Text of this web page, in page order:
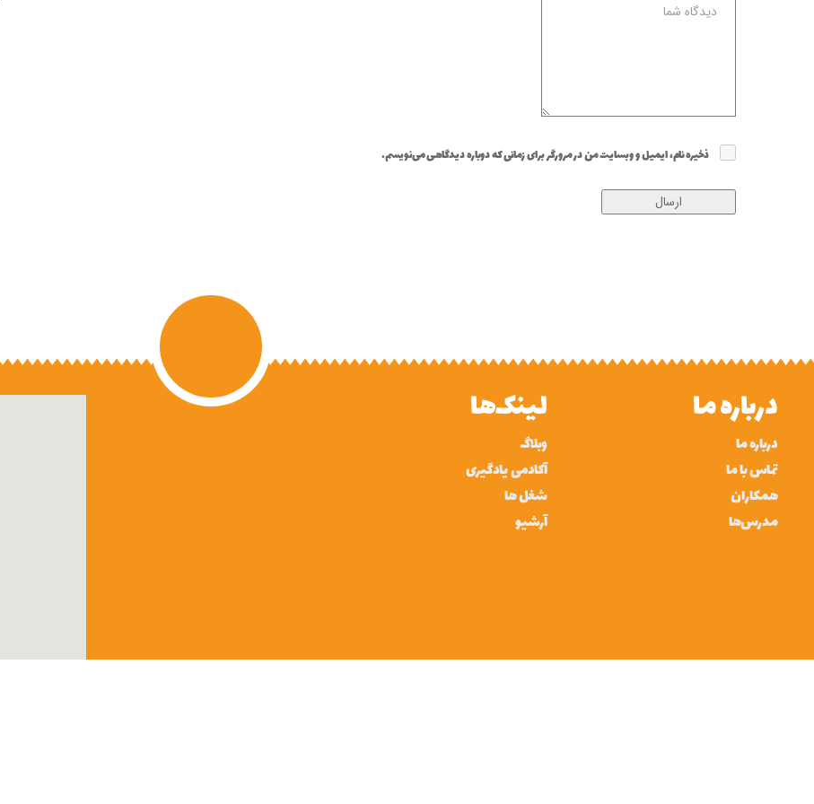
ذخیره نام، ایمیل و وبسایت من در مرورگر برای زمانی که دوباره دیدگاهی می‌نویسم.
درباره ما
درباره ما
تماس با ما
همکاران
مدرس‌ها
لینک‌ها
وبلاگ
آکادمی یادگیری
شغل ها
آرشیو